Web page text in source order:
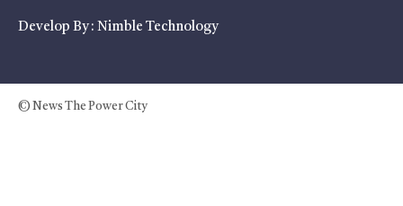
Develop By : Nimble Technology
© News The Power City